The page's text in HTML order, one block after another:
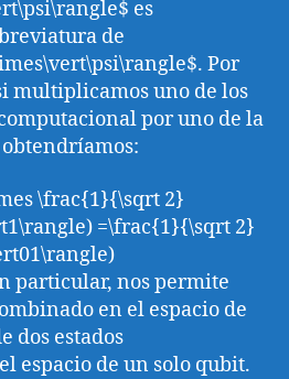
es
de
Por
multiplicamos uno de los
por uno de la
\frac{1}{\sqrt 2}
=\frac{1}{\sqrt 2}
particular, nos permite
en el espacio de
dos estados
espacio de un solo qubit.